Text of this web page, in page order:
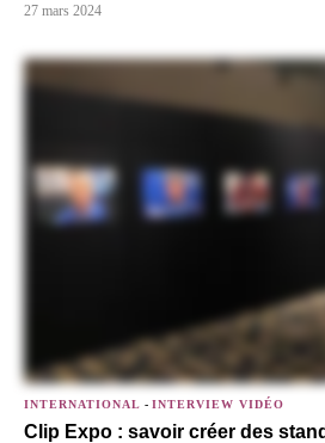
27 mars 2024
INTERNATIONAL - INTERVIEW VIDÉO
Clip Expo : savoir créer des